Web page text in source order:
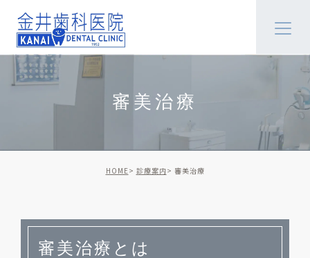
審美治療
HOME 診療案内 審美治療
審美治療とは